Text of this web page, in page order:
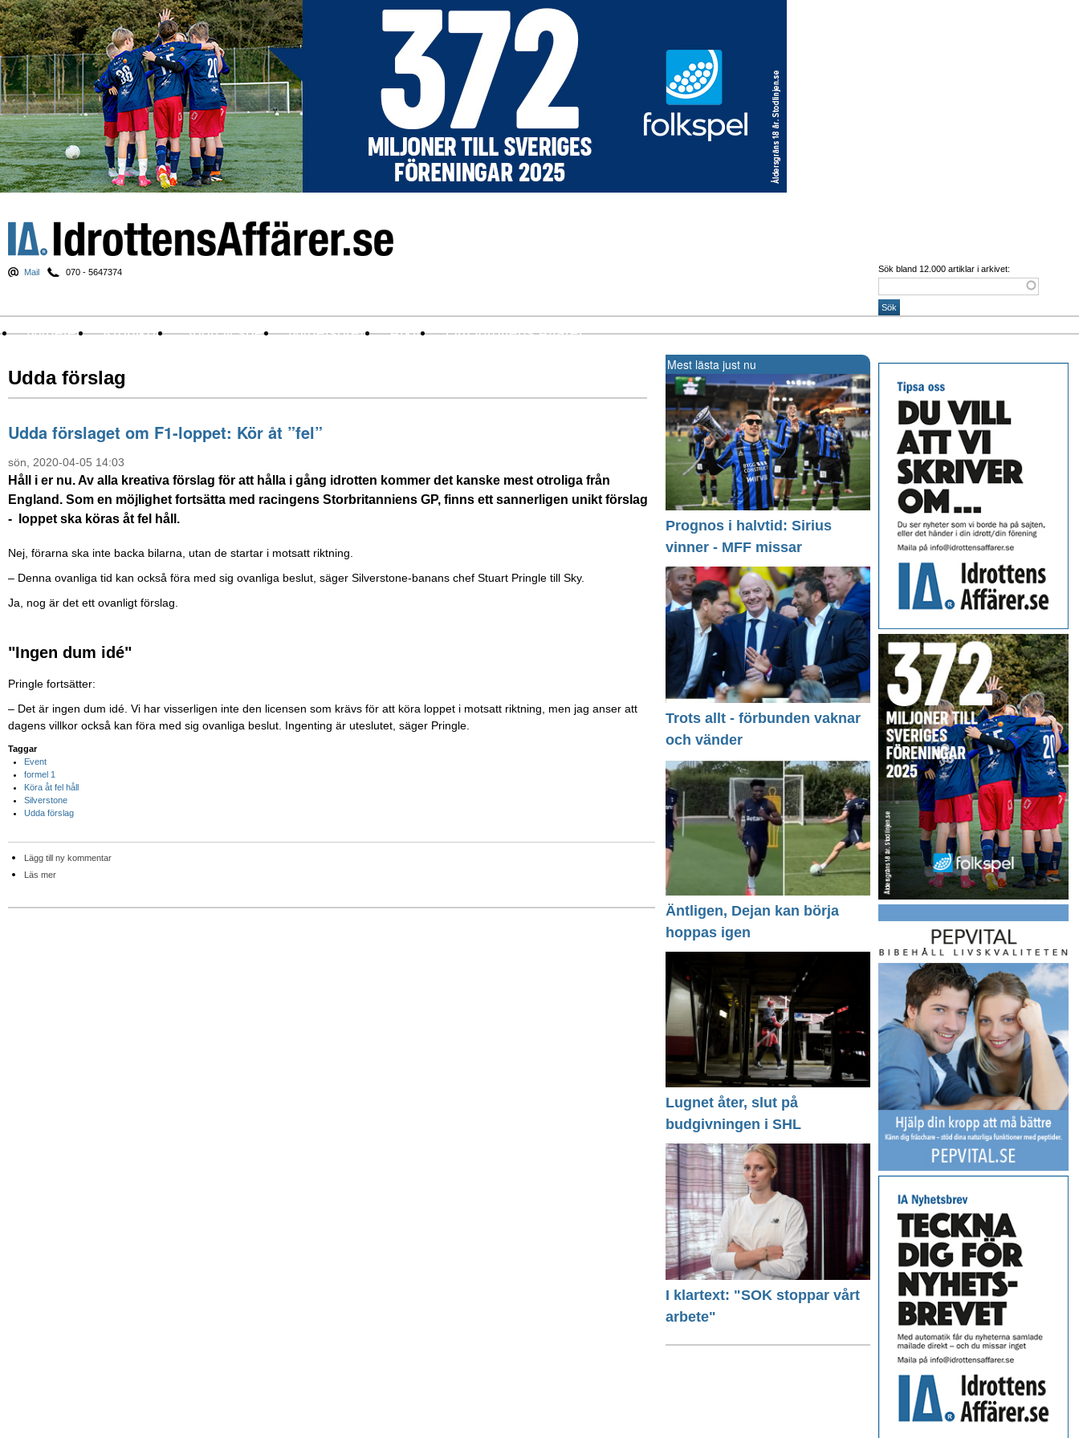
Mail 070 - 5647374 Sök bland 12.000 artiklar i arkivet:
Nyheter Krönikor Sport & spel Nyhetsbrev Arkiv Om Idrottens Affärer
Udda förslag
Udda förslaget om F1-loppet: Kör åt ”fel”
sön, 2020-04-05 14:03
Håll i er nu. Av alla kreativa förslag för att hålla i gång idrotten kommer det kanske mest otroliga från
England. Som en möjlighet fortsätta med racingens Storbritanniens GP, finns ett sannerligen unikt förslag
- loppet ska köras åt fel håll.
Nej, förarna ska inte backa bilarna, utan de startar i motsatt riktning.
– Denna ovanliga tid kan också föra med sig ovanliga beslut, säger Silverstone-banans chef Stuart Pringle till Sky.
Ja, nog är det ett ovanligt förslag.
"Ingen dum idé"
Pringle fortsätter:
– Det är ingen dum idé. Vi har visserligen inte den licensen som krävs för att köra loppet i motsatt riktning, men jag anser att
dagens villkor också kan föra med sig ovanliga beslut. Ingenting är uteslutet, säger Pringle.
Taggar
Event
formel 1
Köra åt fel håll
Silverstone
Udda förslag
Lägg till ny kommentar
Läs mer
Mest lästa just nu
Prognos i halvtid: Sirius
vinner - MFF missar
Trots allt - förbunden vaknar
och vänder
Äntligen, Dejan kan börja
hoppas igen
Lugnet åter, slut på
budgivningen i SHL
I klartext: "SOK stoppar vårt
arbete"